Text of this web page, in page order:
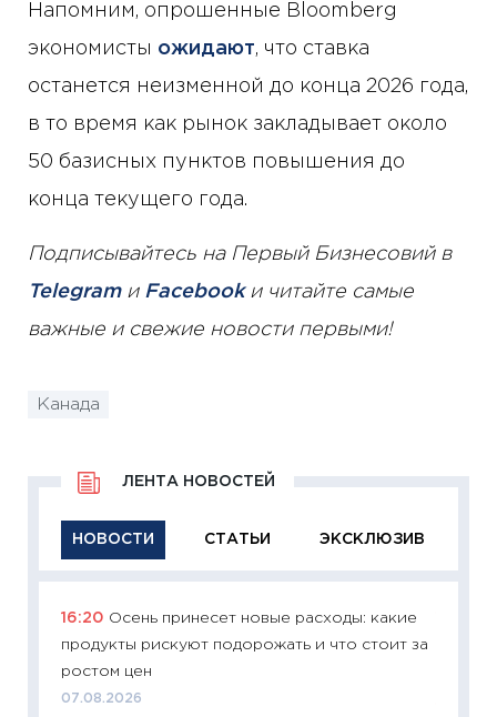
Напомним, опрошенные Bloomberg
экономисты ожидают, что ставка
останется неизменной до конца 2026 года,
в то время как рынок закладывает около
50 базисных пунктов повышения до
конца текущего года.
Подписывайтесь на Первый Бизнесовий в
Telegramи Facebookи читайте самые
важные и свежие новости первыми!
Канада
НОВОСТИ СТАТЬИ ЭКСКЛЮЗИВ
ЛЕНТА НОВОСТЕЙ
16:20 Осень принесет новые расходы: какие
продукты рискуют подорожать и что стоит за
ростом цен
07.08.2026